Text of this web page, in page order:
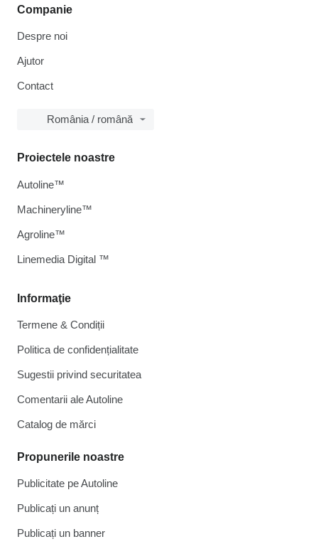
Companie
Despre noi
Ajutor
Contact
România / română
Informaţie
Termene & Condiții
Politica de confidențialitate
Sugestii privind securitatea
Comentarii ale Autoline
Catalog de mărcі
Propunerile noastre
Publicitate pe Autoline
Publicați un anunț
Publicați un banner
Proiectele noastre
Autoline™
Machineryline™
Agroline™
Linemedia Digital ™